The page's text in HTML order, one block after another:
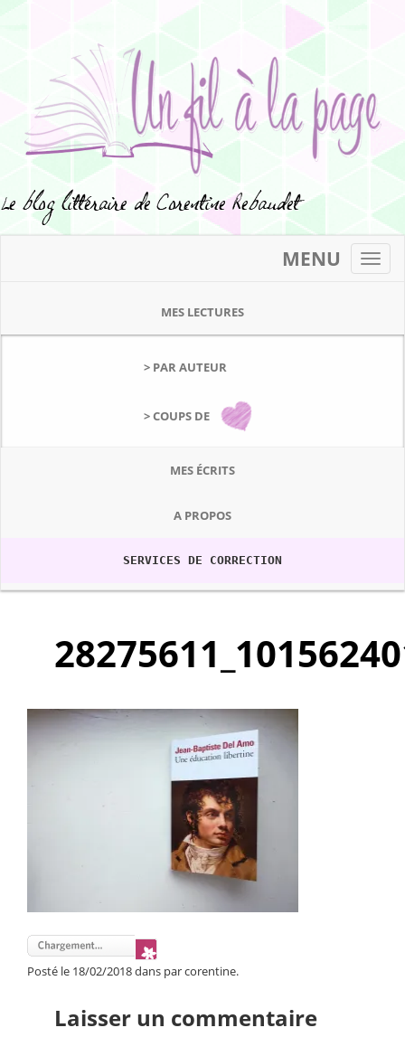
MENU
MES LECTURES
> PAR AUTEUR
> COUPS DE
MES ÉCRITS
A PROPOS
SERVICES DE CORRECTION
Posté le 18/02/2018 dans par corentine.
Laisser un commentaire